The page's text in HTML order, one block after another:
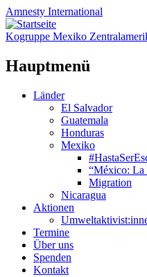
Amnesty International
Kogruppe Mexiko
Hauptmenü
Zum
Länder
El Salvador
Guatemala
Honduras
Mexiko
“México: La
Migration
Nicaragua
Aktionen
Termine
Über uns
Spenden
Kontakt